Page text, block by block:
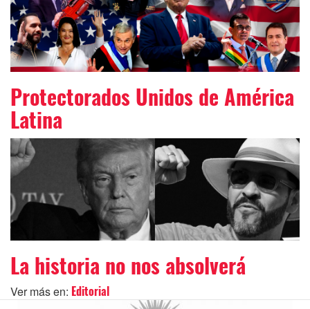
Protectorados Unidos de América
Latina
La historia no nos absolverá
Ver más en: Editorial